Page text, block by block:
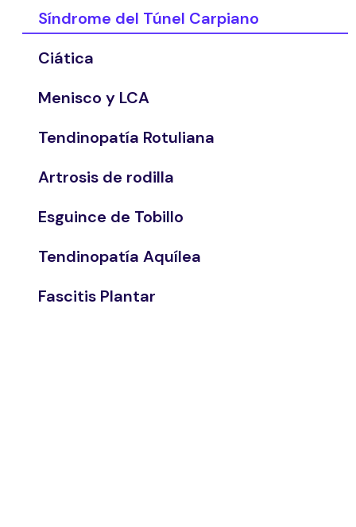
Síndrome del Túnel Carpiano
Ciática
Menisco y LCA
Tendinopatía Rotuliana
Artrosis de rodilla
Esguince de Tobillo
Tendinopatía Aquílea
Fascitis Plantar